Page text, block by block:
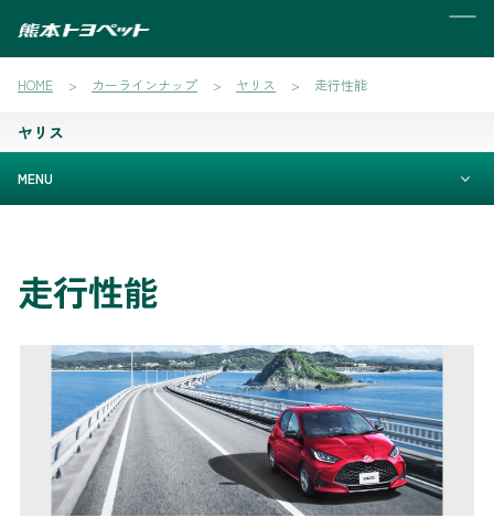
HOME カーラインナップ ヤリス 走行性能
ヤリス
MENU
走行性能